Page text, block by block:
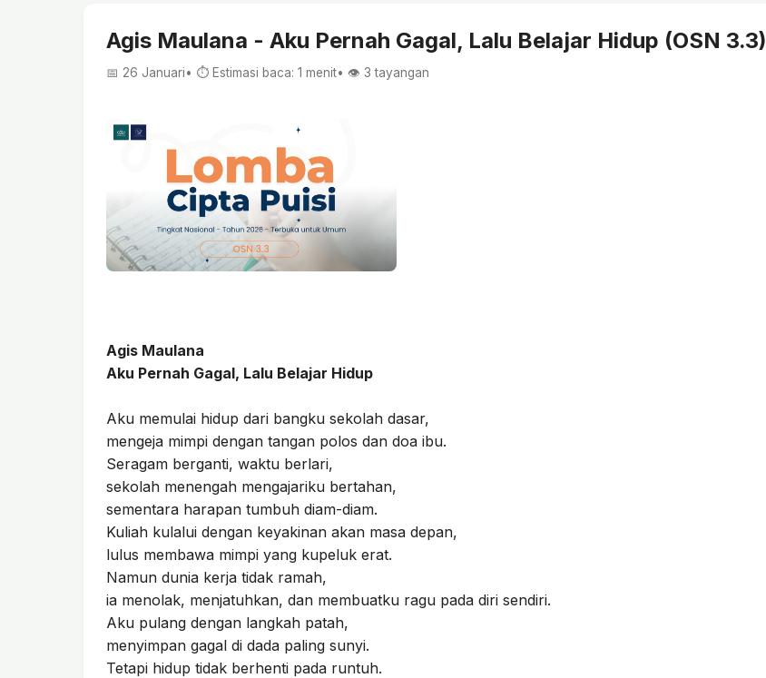
Agis Maulana - Aku Pernah Gagal, Lalu Belajar Hidup (OSN 3.3)
📅 26 Januari• ⏱ Estimasi baca: 1 menit• 👁️ 3 tayangan
Agis Maulana
Aku Pernah Gagal, Lalu Belajar Hidup
Aku memulai hidup dari bangku sekolah dasar,
mengeja mimpi dengan tangan polos dan doa ibu.
Seragam berganti, waktu berlari,
sekolah menengah mengajariku bertahan,
sementara harapan tumbuh diam-diam.
Kuliah kulalui dengan keyakinan akan masa depan,
lulus membawa mimpi yang kupeluk erat.
Namun dunia kerja tidak ramah,
ia menolak, menjatuhkan, dan membuatku ragu pada diri sendiri.
Aku pulang dengan langkah patah,
menyimpan gagal di dada paling sunyi.
Tetapi hidup tidak berhenti pada runtuh.